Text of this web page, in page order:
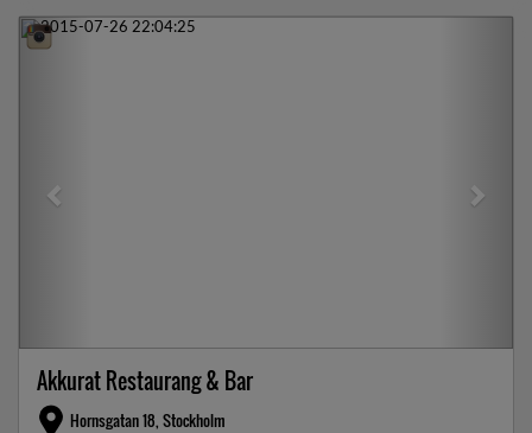
Previous
Akkurat Restaurang & Bar
Hornsgatan 18, Stockholm